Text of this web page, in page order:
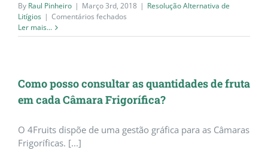
By Raul Pinheiro | Março 3rd, 2018 | Resolução Alternativa de
Litígios | Comentários fechados
Alternativa
Ler mais...
Como posso consultar as quantidades de fruta
em cada Câmara Frigorífica?
O 4Fruits dispõe de uma gestão gráfica para as Câmaras
Frigoríficas. [...]